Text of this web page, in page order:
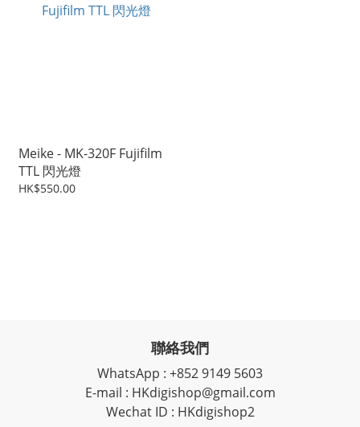
Meike - MK-320F Fujifilm
TTL 閃光燈
HK$550.00
聯絡我們
WhatsApp : +852 9149 5603
E-mail : HKdigishop@gmail.com
Wechat ID : HKdigishop2